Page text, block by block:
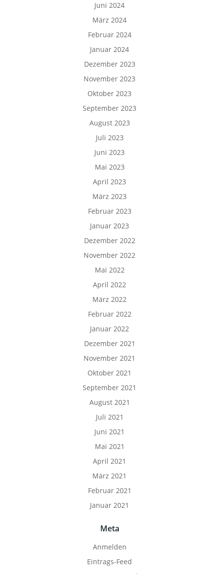
Juni 2024
März 2024
Februar 2024
Januar 2024
Dezember 2023
November 2023
Oktober 2023
September 2023
August 2023
Juli 2023
Juni 2023
Mai 2023
April 2023
März 2023
Februar 2023
Januar 2023
Dezember 2022
November 2022
Mai 2022
April 2022
März 2022
Februar 2022
Januar 2022
Dezember 2021
November 2021
Oktober 2021
September 2021
August 2021
Juli 2021
Juni 2021
Mai 2021
April 2021
März 2021
Februar 2021
Januar 2021
Meta
Anmelden
Eintrags-Feed